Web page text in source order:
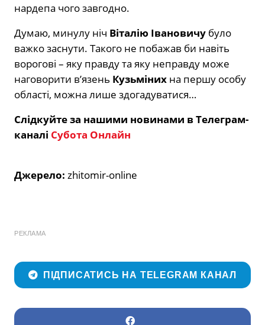
нардепа чого завгодно.
Думаю, минулу ніч Віталію Івановичу було
важко заснути. Такого не побажав би навіть
ворогові – яку правду та яку неправду може
наговорити вʼязень Кузьміних на першу особу
області, можна лише здогадуватися…
Слідкуйте за нашими новинами в Телеграм-
каналі Субота Онлайн
Джерело: zhitomir-online
РЕКЛАМА
ПІДПИСАТИСЬ НА TELEGRAM КАНАЛ